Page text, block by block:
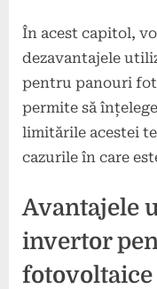
În acest capitol,
dezavantajele
pentru panouri
permite să
limitările acestei
cazurile în care
Avantajele
invertor
fotovoltaice